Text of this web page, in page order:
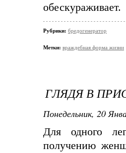
обескураживает.
Рубрики: бредогенератор
Метки: враждебная форма жизни
ГЛЯДЯ В
Понедельник, 20
Для одного
получению